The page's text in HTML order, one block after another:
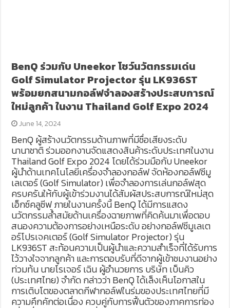
BenQ ร่วมกับ Uneekor โชว์นวัตกรรมเด่น
Golf Simulator Projector รุ่น LK936ST
พร้อมยกสนามกอล์ฟจำลองสร้างประสบการณ์
ใหม่ลูกค้า ในงาน Thailand Golf Expo 2024
June 14, 2024
BenQ ผู้สร้างนวัตกรรมด้านภาพที่มีชื่อเสียงระดับ
นานาชาติ ร่วมออกงานจัดแสดงสินค้าระดับประเทศในงาน
Thailand Golf Expo 2024 โดยได้ร่วมมือกับ Uneekor
ผู้นำด้านเทคโนโลยีเครื่องจำลองกอล์ฟ จัดห้องกอล์ฟซีมู
เลเตอร์ (Golf Simulator) เพื่อจำลองการเล่นกอล์ฟสุด
ครบครันให้กับผู้เข้าร่วมงานได้สัมผัสประสบการณ์ใหม่สุด
เอ็กซ์คลูซีฟ ภายในงานครั้งนี้ BenQ ได้มีการแสดง
นวัตกรรมล้ำสมัยด้านเครื่องฉายภาพที่คิดค้นมาเพื่อตอบ
สนองความต้องการอย่างเหนือระดับ อย่างกอล์ฟซีมูเลเต
อร์โปรเจคเตอร์ (Golf Simulator Projector) รุ่น
LK936ST สะท้อนความเป็นผู้นำและความสำเร็จที่ได้รับการ
ไว้วางใจจากลูกค้า และการตอบรับที่ดีจากผู้เข้าชมงานอย่าง
ท่วมท้น นายโรเจอร์ เฉิน ผู้อำนวยการ บริษัท เบ็นคิว
(ประเทศไทย) จำกัด กล่าวว่า BenQ ได้เล็งเห็นโอกาสใน
การเติบโตของตลาดกีฬากอล์ฟในร่มของประเทศไทยที่มี
ความคึกคักต่อเนื่อง ควบคู่กับการฟื้นตัวของภาคการท่อง